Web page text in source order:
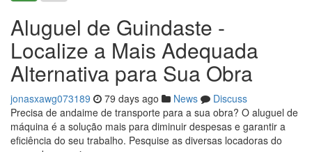
Aluguel de Guindaste -
Localize a Mais Adequada
Alternativa para Sua Obra
jonasxawg073189 79 days ago News
Discuss
Precisa de andaime de transporte para a sua obra? O aluguel de
máquina é a solução mais para diminuir despesas e garantir a
eficiência do seu trabalho. Pesquise as diversas locadoras do